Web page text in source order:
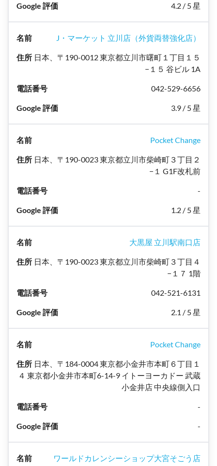
4.2 / 5 星
J・マーケット 立川店（外貨両替強化店）
日本、〒190-0012 東京都立川市曙町１丁目１５
−１５ 谷ビル 1A
042-529-6656
3.9 / 5 星
Pocket Change
日本、〒190-0023 東京都立川市柴崎町３丁目２
−１ G1F改札前
-
1.2 / 5 星
大黒屋 立川駅南口店
日本、〒190-0023 東京都立川市柴崎町３丁目４
−１７ 1階
042-521-6131
2.1 / 5 星
Pocket Change
日本、〒184-0004 東京都小金井市本町６丁目１
４ 東京都小金井市本町6-14-9 イトーヨーカドー 武蔵
小金井店 中央線側入口
-
-
ワールドカレンシーショップ大宮そごう店